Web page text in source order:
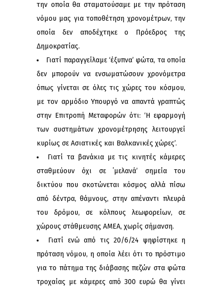
την οποία θα σταματούσαμε με την πρόταση
νόμου μας για τοποθέτηση χρονομέτρων, την
οποία δεν αποδέχτηκε ο Πρόεδρος της
Δημοκρατίας.
Γιατί παραγγείλαμε ‘έξυπνα’ φώτα, τα οποία
δεν μπορούν να ενσωματώσουν χρονόμετρα
όπως γίνεται σε όλες τις χώρες του κόσμου,
με τον αρμόδιο Υπουργό να απαντά γραπτώς
στην Επιτροπή Μεταφορών ότι: ‘H εφαρμογή
των συστημάτων χρονομέτρησης λειτουργεί
κυρίως σε Ασιατικές και Βαλκανικές χώρες’.
Γιατί τα βανάκια με τις κινητές κάμερες
σταθμεύουν όχι σε ΄μελανά’ σημεία του
δικτύου που σκοτώνεται κόσμος αλλά πίσω
από δέντρα, θάμνους, στην απέναντι πλευρά
του δρόμου, σε κόλπους λεωφορείων, σε
χώρους στάθμευσης ΑΜΕΑ, χωρίς σήμανση.
Γιατί ενώ από τις 20/6/24 ψηφίστηκε η
πρόταση νόμου, η οποία λέει ότι το πρόστιμο
για το πάτημα της διάβασης πεζών στα φώτα
τροχαίας με κάμερες από 300 ευρώ θα γίνει